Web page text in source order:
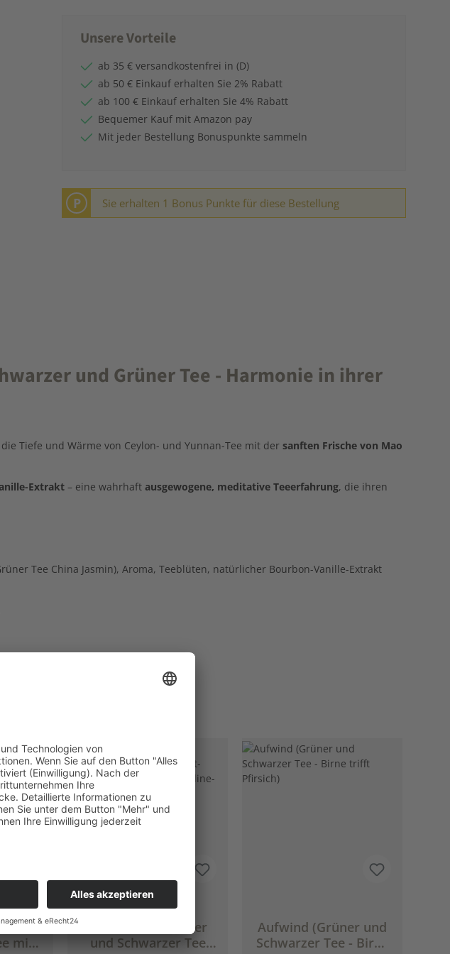
Unsere Vorteile
ab 35 € versandkostenfrei in (D)
ab 50 € Einkauf erhalten Sie 2% Rabatt
ab 100 € Einkauf erhalten Sie 4% Rabatt
Bequemer Kauf mit Amazon pay
Mit jeder Bestellung Bonuspunkte sammeln
P Sie erhalten 1 Bonus Punkte für diese Bestellung
und Grüner Tee - Harmonie in ihrer
die Tiefe und Wärme von Ceylon- und Yunnan-Tee mit der sanften Frische von Mao
Extrakt – eine wahrhaft ausgewogene, meditative Teeerfahrung, die ihren
Tee China Jasmin), Aroma, Teeblüten, natürlicher Bourbon-Vanille-Extrakt
von 5 von 5 Sternen
mit
1001 Nacht (Grüner
und Schwarzer Tee
Aufwind (Grüner und
Schwarzer Tee - Birne